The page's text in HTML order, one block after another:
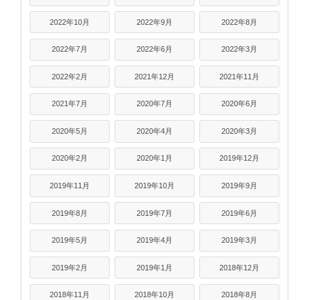
2022年10月 2022年9月 2022年8月
2022年7月 2022年6月 2022年3月
2022年2月 2021年12月 2021年11月
2021年7月 2020年7月 2020年6月
2020年5月 2020年4月 2020年3月
2020年2月 2020年1月 2019年12月
2019年11月 2019年10月 2019年9月
2019年8月 2019年7月 2019年6月
2019年5月 2019年4月 2019年3月
2019年2月 2019年1月 2018年12月
2018年11月 2018年10月 2018年8月